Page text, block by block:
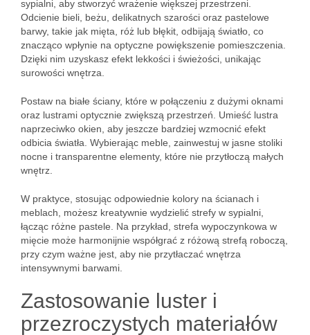
sypialni, aby stworzyć wrażenie większej przestrzeni.
Odcienie bieli, beżu, delikatnych szarości oraz pastelowe
barwy, takie jak mięta, róż lub błękit, odbijają światło, co
znacząco wpłynie na optyczne powiększenie pomieszczenia.
Dzięki nim uzyskasz efekt lekkości i świeżości, unikając
surowości wnętrza.
Postaw na białe ściany, które w połączeniu z dużymi oknami
oraz lustrami optycznie zwiększą przestrzeń. Umieść lustra
naprzeciwko okien, aby jeszcze bardziej wzmocnić efekt
odbicia światła. Wybierając meble, zainwestuj w jasne stoliki
nocne i transparentne elementy, które nie przytłoczą małych
wnętrz.
W praktyce, stosując odpowiednie kolory na ścianach i
meblach, możesz kreatywnie wydzielić strefy w sypialni,
łącząc różne pastele. Na przykład, strefa wypoczynkowa w
mięcie może harmonijnie współgrać z różową strefą roboczą,
przy czym ważne jest, aby nie przytłaczać wnętrza
intensywnymi barwami.
Zastosowanie luster i
przezroczystych materiałów